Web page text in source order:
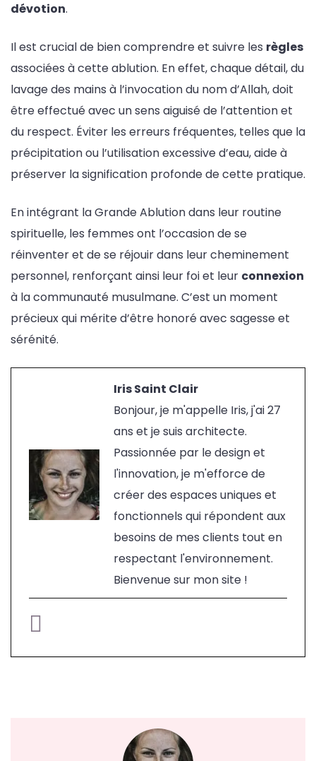
dévotion.
Il est crucial de bien comprendre et suivre les règles
associées à cette ablution. En effet, chaque détail, du
lavage des mains à l’invocation du nom d’Allah, doit
être effectué avec un sens aiguisé de l’attention et
du respect. Éviter les erreurs fréquentes, telles que la
précipitation ou l’utilisation excessive d’eau, aide à
préserver la signification profonde de cette pratique.
En intégrant la Grande Ablution dans leur routine
spirituelle, les femmes ont l’occasion de se
réinventer et de se réjouir dans leur cheminement
personnel, renforçant ainsi leur foi et leur connexion
à la communauté musulmane. C’est un moment
précieux qui mérite d’être honoré avec sagesse et
sérénité.
Iris Saint Clair
Bonjour, je m'appelle Iris, j'ai 27
ans et je suis architecte.
Passionnée par le design et
l'innovation, je m'efforce de
créer des espaces uniques et
fonctionnels qui répondent aux
besoins de mes clients tout en
respectant l'environnement.
Bienvenue sur mon site !